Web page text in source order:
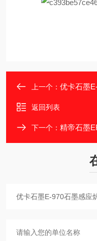
上一个： 优卡石墨
返回列表
下一个： 精帝石墨